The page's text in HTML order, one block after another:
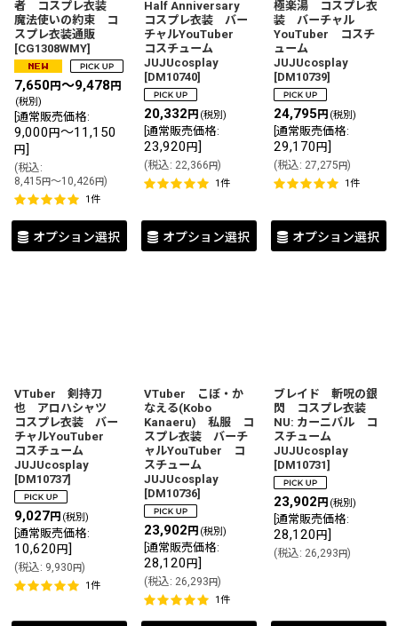
者 コスプレ衣装
魔法使いの約束 コ
スプレ衣装通販
[CG1308WMY]
7,650円～9,478 円
(税別)
通常販売価格:
9,000 円～11,150
円]
(税込:
8,415円～10,426円)
1件
オプション選択
Half Anniversary
コスプレ衣装 バー
チャルYouTuber
コスチューム
JUJUcosplay
[DM10740]
20,332 円 (税別)
通常販売価格:
23,920 円]
(税込: 22,366円)
1件
オプション選択
極楽湯 コスプレ衣
装 バーチャル
YouTuber コスチ
ューム
JUJUcosplay
[DM10739]
24,795 円 (税別)
通常販売価格:
29,170 円]
(税込: 27,275円)
1件
オプション選択
VTuber 剣持刀
也 アロハシャツ
コスプレ衣装 バー
チャルYouTuber
コスチューム
JUJUcosplay
[DM10737]
9,027円 (税別)
通常販売価格:
10,620 円]
(税込: 9,930 円)
1件
VTuber こぼ・か
なえる(Kobo
Kanaeru) 私服 コ
スプレ衣装 バーチ
ャルYouTuber コ
スチューム
JUJUcosplay
[DM10736]
23,902 円 (税別)
通常販売価格:
28,120 円]
(税込: 26,293 円)
1件
ブレイド 斬呪の銀
閃 コスプレ衣装
NU: カーニバル コ
スチューム
JUJUcosplay
[DM10731]
23,902 円 (税別)
通常販売価格:
28,120 円]
(税込: 26,293 円)